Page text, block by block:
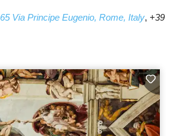
65 Via Principe Eugenio, Rome, Italy, +39